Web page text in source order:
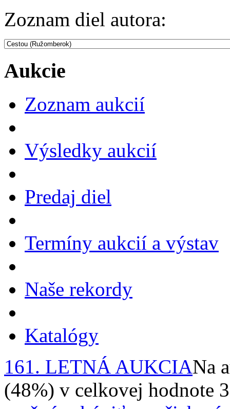
Zoznam diel autora:
Aukcie
Zoznam aukcií
Výsledky aukcií
Predaj diel
Termíny aukcií a výstav
Naše rekordy
Katalógy
161. LETNÁ AUKCIANa
(48%) v celkovej hodnote